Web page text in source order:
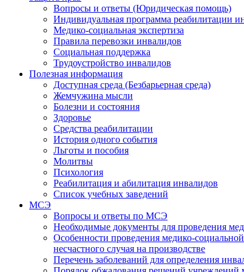
Вопросы и ответы (Юридическая помощь)
Индивидуальная программа реабилитации
Медико-социальная экспертиза
Правила перевозки инвалидов
Социальная поддержка
Трудоустройство инвалидов
Полезная информация
Доступная среда (Безбарьерная среда)
Жемчужина мысли
Болезни и состояния
Здоровье
Средства реабилитации
История одного события
Льготы и пособия
Молитвы
Психология
Реабилитация и абилитация инвалидов
Список учебных заведений
МСЭ
Вопросы и ответы по МСЭ
Необходимые документы для проведения
Особенности проведения медико-
несчастного случая на производстве
Перечень заболеваний для определения